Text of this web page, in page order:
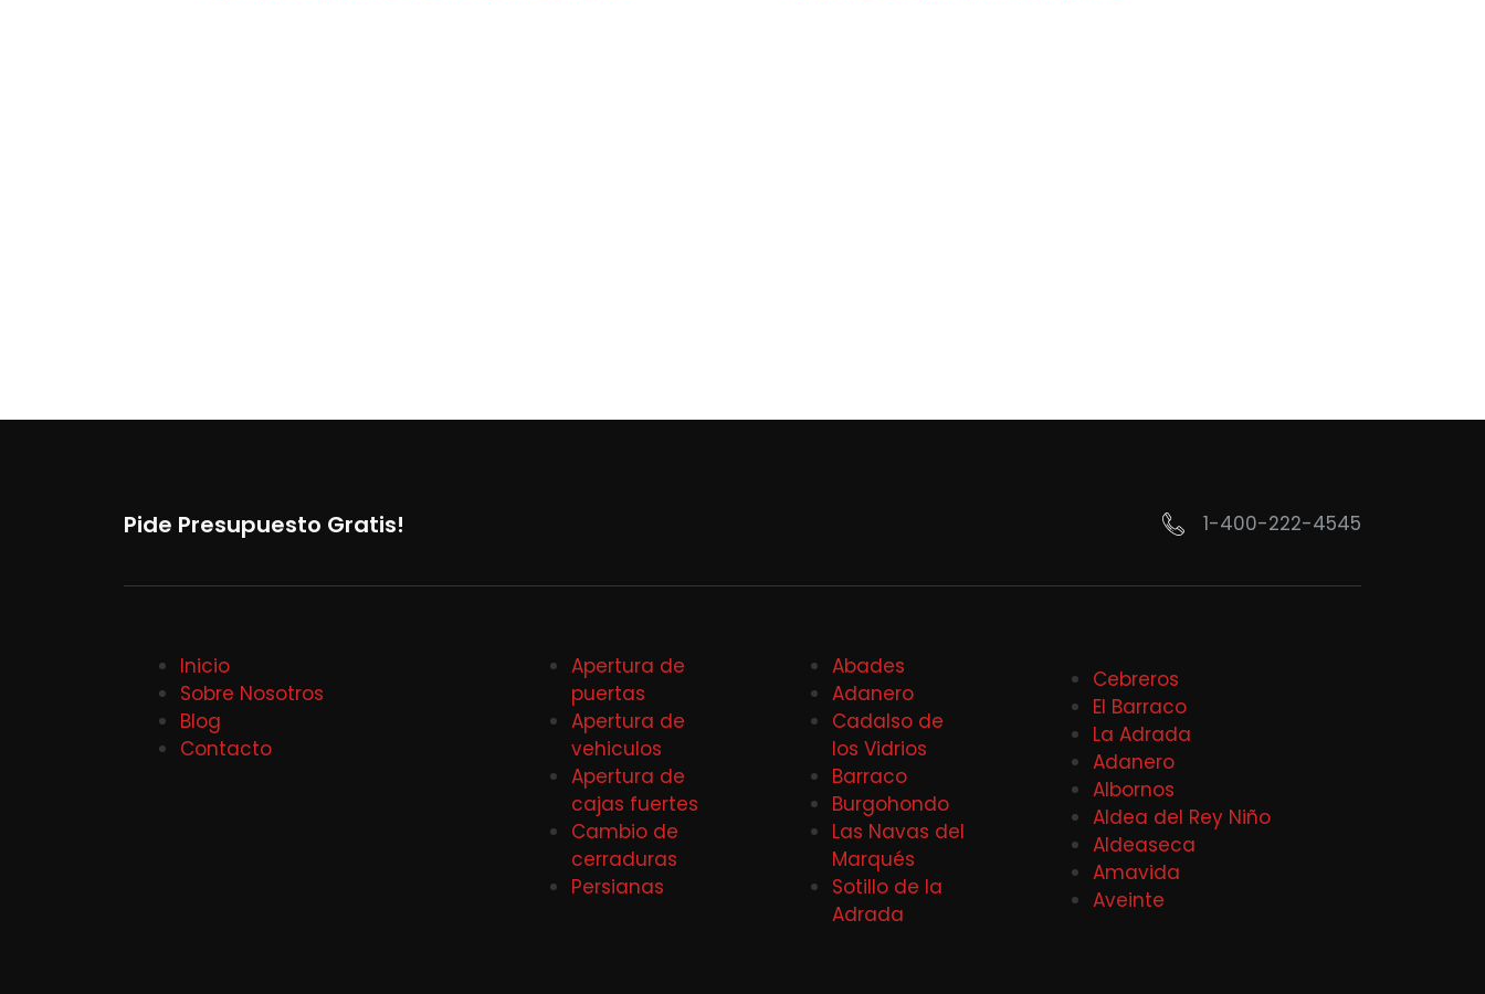
Pide Presupuesto Gratis! 1-400-222-4545
Inicio
Sobre Nosotros
Blog
Contacto
Apertura de
puertas
Apertura de
vehiculos
Apertura de
cajas fuertes
Cambio de
cerraduras
Persianas
Abades
Adanero
Cadalso de
los Vidrios
Barraco
Burgohondo
Las Navas del
Marqués
Sotillo de la
Adrada
Cebreros
El Barraco
La Adrada
Adanero
Albornos
Aldea del Rey Niño
Aldeaseca
Amavida
Aveinte